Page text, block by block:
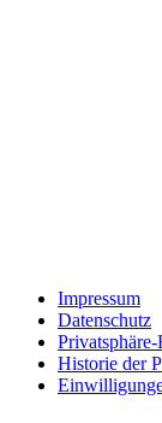
Impressum
Datenschutz
Historie der